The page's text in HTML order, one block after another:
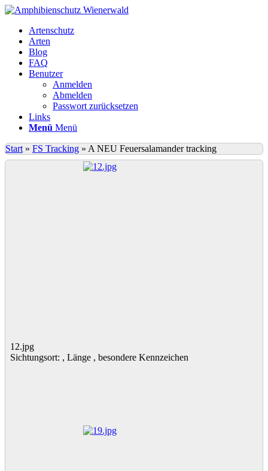
Artenschutz
Arten
Blog
FAQ
Benutzer
Anmelden
Abmelden
Passwort zurücksetzen
Links
Menü Menü
Start » FS Tracking » A NEU Feuersalamander tracking
12.jpg
Sichtungsort: , Länge , besondere Kennzeichen